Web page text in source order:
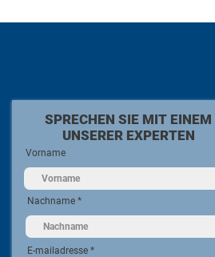
SPRECHEN SIE MIT EINEM
UNSERER EXPERTEN
Vorname
Nachname
E-mailadresse